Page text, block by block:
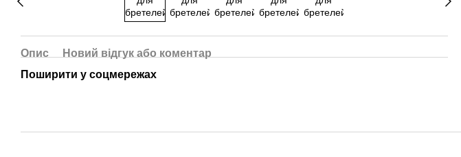
Опис
Новий відгук або коментар
Поширити у соцмережах